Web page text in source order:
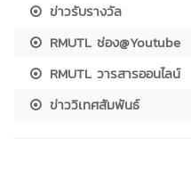
ข่าวรับรางวัล
RMUTL ช่อง@Youtube
RMUTL วารสารออนไลน์
ข่าววิเทศสัมพันธ์